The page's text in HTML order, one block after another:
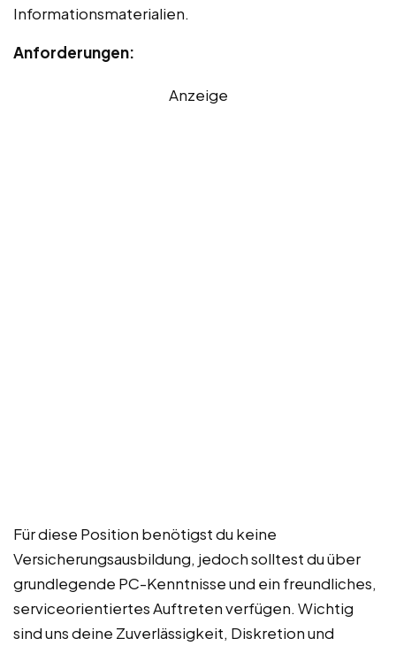
Informationsmaterialien.
Anforderungen:
Anzeige
Für diese Position benötigst du keine
Versicherungsausbildung, jedoch solltest du über
grundlegende PC-Kenntnisse und ein freundliches,
serviceorientiertes Auftreten verfügen. Wichtig
sind uns deine Zuverlässigkeit, Diskretion und